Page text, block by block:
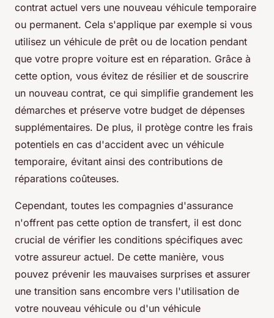
contrat actuel vers une nouveau véhicule temporaire
ou permanent. Cela s'applique par exemple si vous
utilisez un véhicule de prêt ou de location pendant
que votre propre voiture est en réparation. Grâce à
cette option, vous évitez de résilier et de souscrire
un nouveau contrat, ce qui simplifie grandement les
démarches et préserve votre budget de dépenses
supplémentaires. De plus, il protège contre les frais
potentiels en cas d'accident avec un véhicule
temporaire, évitant ainsi des contributions de
réparations coûteuses.
Cependant, toutes les compagnies d'assurance
n'offrent pas cette option de transfert, il est donc
crucial de vérifier les conditions spécifiques avec
votre assureur actuel. De cette manière, vous
pouvez prévenir les mauvaises surprises et assurer
une transition sans encombre vers l'utilisation de
votre nouveau véhicule ou d'un véhicule